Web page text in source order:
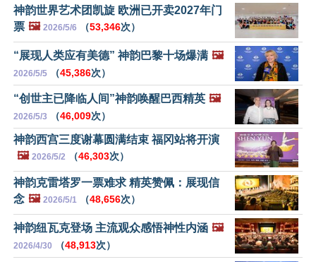
神韵世界艺术团凯旋 欧洲已开卖2027年门
票 🖼️ 2026/5/6 （53,346次）
“展现人类应有美德” 神韵巴黎十场爆满 🖼️
2026/5/5 （45,386次）
“创世主已降临人间”神韵唤醒巴西精英 🖼️
2026/5/3 （46,009次）
神韵西宫三度谢幕圆满结束 福冈站将开演
🖼️ 2026/5/2 （46,303次）
神韵克雷塔罗一票难求 精英赞佩：展现信
念 🖼️ 2026/5/1 （48,656次）
神韵纽瓦克登场 主流观众感悟神性内涵 🖼️
2026/4/30 （48,913次）